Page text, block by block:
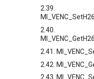
2.39.
2.40.
2.41.
2.42.
2.43.